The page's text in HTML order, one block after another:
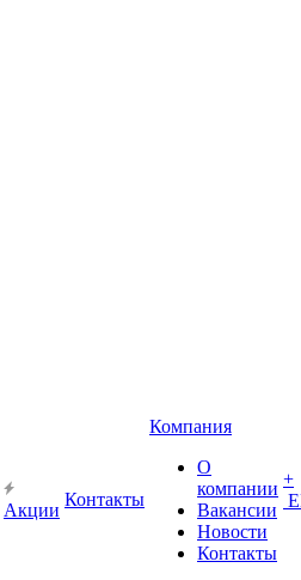
Акции
Контакты
Компания
О
компании
Вакансии
Новости
Контакты
+